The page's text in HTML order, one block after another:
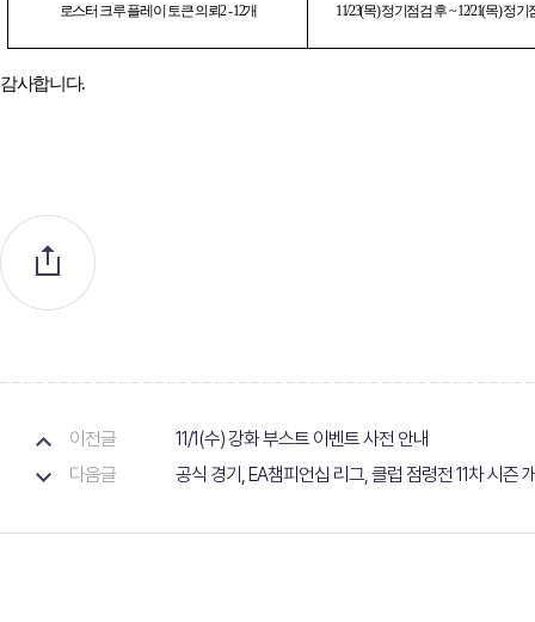
로스터 크루 플레이 토큰 의뢰2 - 12개 11/23(목)정기점검 후~ 12/21(목)정기
감사합니다.
이전글
11/1(수) 강화 부스트 이벤트 사전 안내
다음글
공식 경기, EA챔피언십 리그, 클럽 점령전 11차 시즌